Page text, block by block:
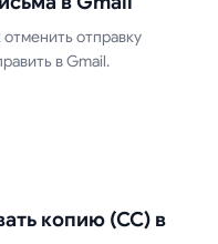
отменить отправку
в Gmail.
копию
(2025)копию (CC) в